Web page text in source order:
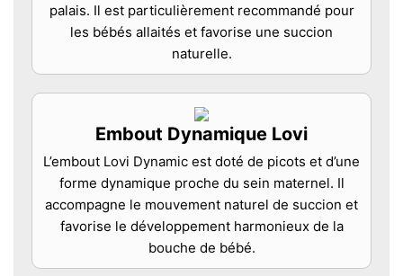
palais. Il est particulièrement recommandé pour
les bébés allaités et favorise une succion
naturelle.
Embout Dynamique Lovi
L’embout Lovi Dynamic est doté de picots et d’une
forme dynamique proche du sein maternel. Il
accompagne le mouvement naturel de succion et
favorise le développement harmonieux de la
bouche de bébé.